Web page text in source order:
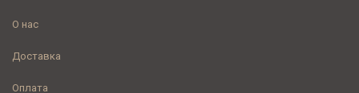
О нас
Доставка
Оплата